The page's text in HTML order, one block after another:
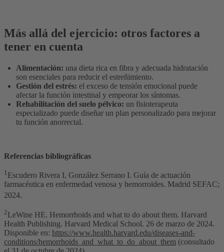
Más allá del ejercicio: otros factores a
tener en cuenta
Alimentación: una dieta rica en fibra y adecuada hidratación
son esenciales para reducir el estreñimiento.
Gestión del estrés: el exceso de tensión emocional puede
afectar la función intestinal y empeorar los síntomas.
Rehabilitación del suelo pélvico: un fisioterapeuta
especializado puede diseñar un plan personalizado para mejorar
tu función anorrectal.
Referencias bibliográficas
1 Escudero Rivera I, González Serrano I. Guía de actuación
farmacéutica en enfermedad venosa y hemorroides. Madrid SEFAC;
2024.
2LeWine HE. Hemorrhoids and what to do about them. Harvard
Health Publishing. Harvard Medical School. 26 de marzo de 2024.
Disponible en: https://www.health.harvard.edu/diseases-and-
conditions/hemorrhoids_and_what_to_do_about_them (consultado